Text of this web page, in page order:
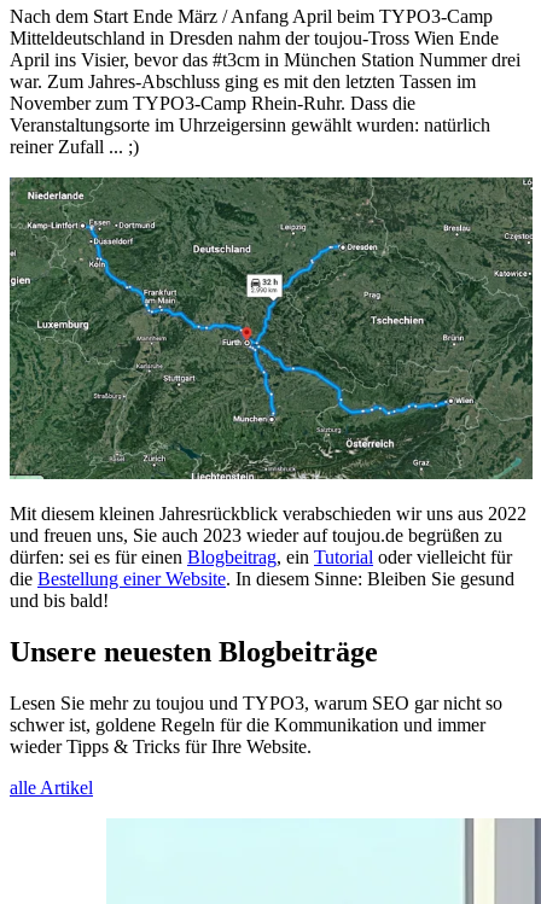
Nach dem Start Ende März / Anfang April beim TYPO3-Camp
Mitteldeutschland in Dresden nahm der toujou-Tross Wien Ende
April ins Visier, bevor das #t3cm in München Station Nummer drei
war. Zum Jahres-Abschluss ging es mit den letzten Tassen im
November zum TYPO3-Camp Rhein-Ruhr. Dass die
Veranstaltungsorte im Uhrzeigersinn gewählt wurden: natürlich
reiner Zufall ... ;)
Mit diesem kleinen Jahresrückblick verabschieden wir uns aus 2022
und freuen uns, Sie auch 2023 wieder auf toujou.de begrüßen zu
dürfen: sei es für einen Blogbeitrag, ein Tutorial oder vielleicht für
die Bestellung einer Website. In diesem Sinne: Bleiben Sie gesund
und bis bald!
Unsere neuesten Blogbeiträge
Lesen Sie mehr zu toujou und TYPO3, warum SEO gar nicht so
schwer ist, goldene Regeln für die Kommunikation und immer
wieder Tipps & Tricks für Ihre Website.
alle Artikel